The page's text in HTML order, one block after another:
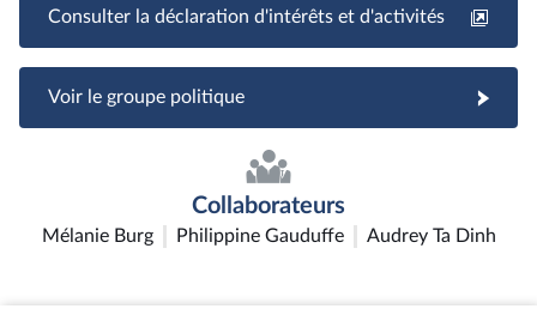
Consulter la déclaration d'intérêts et d'activités
Voir le groupe politique
Collaborateurs
Mélanie Burg Philippine Gauduffe Audrey Ta Dinh